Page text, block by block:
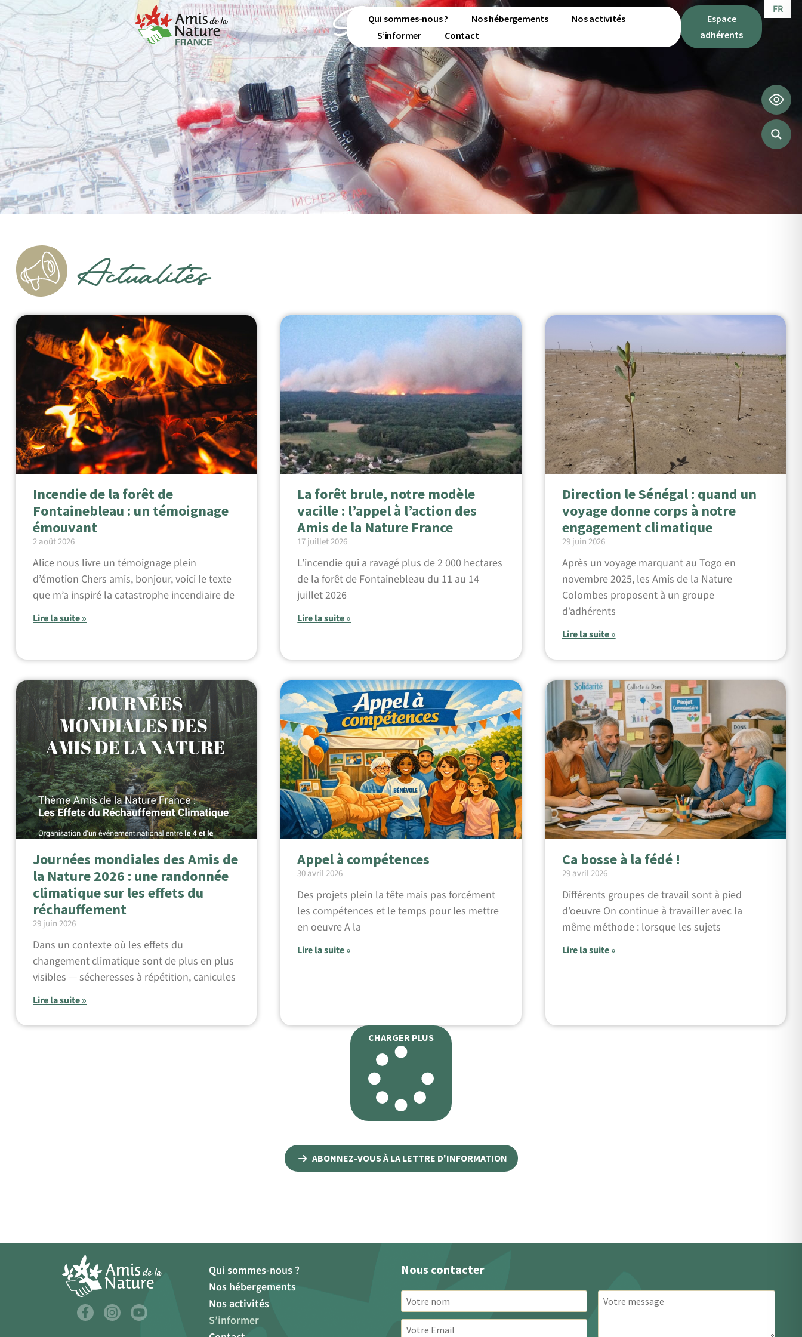
Qui sommes-nous ? Nos hébergements
Nos activités
S’informer
Contact
Espace
adhérents
FR
IT
S 'informer
Actualités
Incendie de la forêt de
Fontainebleau : un témoignage
émouvant
2 août 2026
Alice nous livre un témoignage plein
d’émotion Chers amis, bonjour, voici le texte
que m’a inspiré la catastrophe incendiaire de
Lire la suite »
La forêt brule, notre modèle
vacille : l’appel à l’action des
Amis de la Nature France
17 juillet 2026
L’incendie qui a ravagé plus de 2 000 hectares
de la forêt de Fontainebleau du 11 au 14
juillet 2026
Lire la suite »
Direction le Sénégal : quand un
voyage donne corps à notre
engagement climatique
29 juin 2026
Après un voyage marquant au Togo en
novembre 2025, les Amis de la Nature
Colombes proposent à un groupe
d’adhérents
Lire la suite »
Journées mondiales des Amis de
la Nature 2026 : une randonnée
climatique sur les effets du
réchauffement
29 juin 2026
Dans un contexte où les effets du
changement climatique sont de plus en plus
visibles — sécheresses à répétition, canicules
Lire la suite »
Appel à compétences
30 avril 2026
Des projets plein la tête mais pas forcément
les compétences et le temps pour les mettre
en oeuvre A la
Lire la suite »
Ca bosse à la fédé !
29 avril 2026
Différents groupes de travail sont à pied
d’oeuvre On continue à travailler avec la
même méthode : lorsque les sujets
Lire la suite »
CHARGER PLUS
ABONNEZ-VOUS À LA LETTRE D'INFORMATION
Qui sommes-nous ?
Nos hébergements
Nos activités
S’informer
Nous contacter